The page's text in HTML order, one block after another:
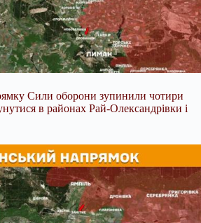
Сили оборони зупинили чотири
в районах Рай-Олександрівки і